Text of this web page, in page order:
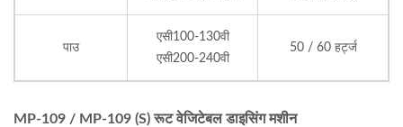
पाउ
एसी100-130वी
एसी200-240वी
50 / 60 हर्ट्ज
MP-109 / MP-109 (S) रूट वेजिटेबल डाइसिंग मशीन